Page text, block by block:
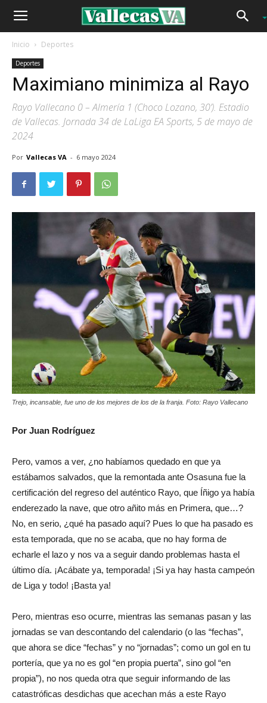
Inicio Deportes
Deportes
Maximiano minimiza al Rayo
Rayo Vallecano 0 – Almería 1 (Choco Lozano, 30’). Estadio
de Vallecas. Jornada 34 de LaLiga EA Sports, 5 de mayo de
2024
Por Vallecas VA - 6 mayo 2024
Trejo, incansable, fue uno de los mejores de los de la franja. Foto: Rayo Vallecano
Por Juan Rodríguez
Pero, vamos a ver, ¿no habíamos quedado en que ya
estábamos salvados, que la remontada ante Osasuna fue la
certificación del regreso del auténtico Rayo, que Íñigo ya había
enderezado la nave, que otro añito más en Primera, que…?
No, en serio, ¿qué ha pasado aquí? Pues lo que ha pasado es
esta temporada, que no se acaba, que no hay forma de
echarle el lazo y nos va a seguir dando problemas hasta el
último día. ¡Acábate ya, temporada! ¡Si ya hay hasta campeón
de Liga y todo! ¡Basta ya!
Pero, mientras eso ocurre, mientras las semanas pasan y las
jornadas se van descontando del calendario (o las “fechas”,
que ahora se dice “fechas” y no “jornadas”; como un gol en tu
portería, que ya no es gol “en propia puerta”, sino gol “en
propia”), no nos queda otra que seguir informando de las
catastróficas desdichas que acechan más a este Rayo